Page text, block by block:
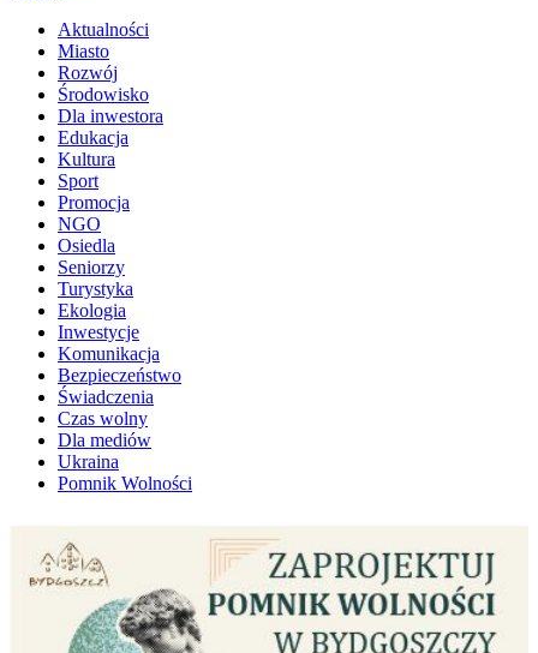
Aktualności
Miasto
Rozwój
Środowisko
Dla inwestora
Edukacja
Kultura
Sport
Promocja
NGO
Osiedla
Seniorzy
Turystyka
Ekologia
Inwestycje
Komunikacja
Bezpieczeństwo
Świadczenia
Czas wolny
Dla mediów
Ukraina
Pomnik Wolności